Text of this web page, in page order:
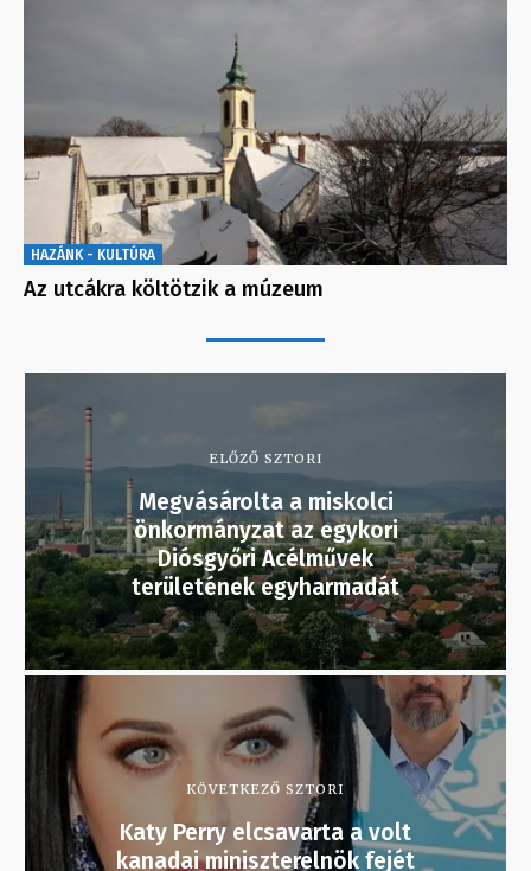
HAZÁNK - KULTÚRA
Az utcákra költötzik a múzeum
ELŐZŐ SZTORI
Megvásárolta a miskolci
önkormányzat az egykori
Diósgyőri Acélművek
területének egyharmadát
KÖVETKEZŐ SZTORI
Katy Perry elcsavarta a volt
kanadai miniszterelnök fejét